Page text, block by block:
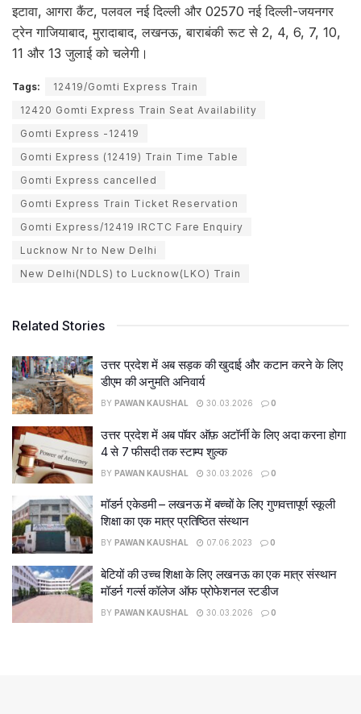
इटावा, आगरा कैंट, पलवल नई दिल्ली और 02570 नई दिल्ली-जयनगर
ट्रेन गाजियाबाद, मुरादाबाद, लखनऊ, बाराबंकी रूट से 2, 4, 6, 7, 10,
11 और 13 जुलाई को चलेगी।
Tags:
12419/Gomti Express Train
12420 Gomti Express Train Seat Availability
Gomti Express -12419
Gomti Express (12419) Train Time Table
Gomti Express cancelled
Gomti Express Train Ticket Reservation
Gomti Express/12419 IRCTC Fare Enquiry
Lucknow Nr to New Delhi
New Delhi(NDLS) to Lucknow(LKO) Train
Related Stories
उत्तर प्रदेश में अब सड़क की खुदाई और कटान करने के लिए
डीएम की अनुमति अनिवार्य
BY PAWAN KAUSHAL 30.03.2026 0
उत्तर प्रदेश में अब पॉवर ऑफ़ अटॉर्नी के लिए अदा करना होगा
4 से 7 फीसदी तक स्टाम्प शुल्क
BY PAWAN KAUSHAL 30.03.2026 0
मॉडर्न एकेडमी – लखनऊ में बच्चों के लिए गुणवत्तापूर्ण स्कूली
शिक्षा का एक मात्र प्रतिष्ठित संस्थान
BY PAWAN KAUSHAL 07.06.2023 0
बेटियों की उच्च शिक्षा के लिए लखनऊ का एक मात्र संस्थान
मॉडर्न गर्ल्स कॉलेज ऑफ प्रोफेशनल स्टडीज
BY PAWAN KAUSHAL 30.03.2026 0